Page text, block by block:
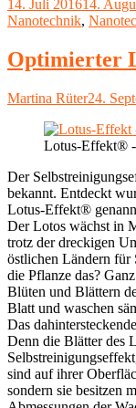
Veröffentlicht
am
14. Juli 201614.
Nanotechnik,
Optimierter
Autor
Martina Rüter24.
Lotus-Effekt®
Der
bekannt. Entdeckt
Lotus-Effekt®
Der Lotos wächst in
trotz der dreckigen
östlichen Ländern für
die Pflanze das?
Blüten und Blättern
Blatt und waschen
Das
Denn die Blätter des
sind auf ihrer
sondern sie besitzen